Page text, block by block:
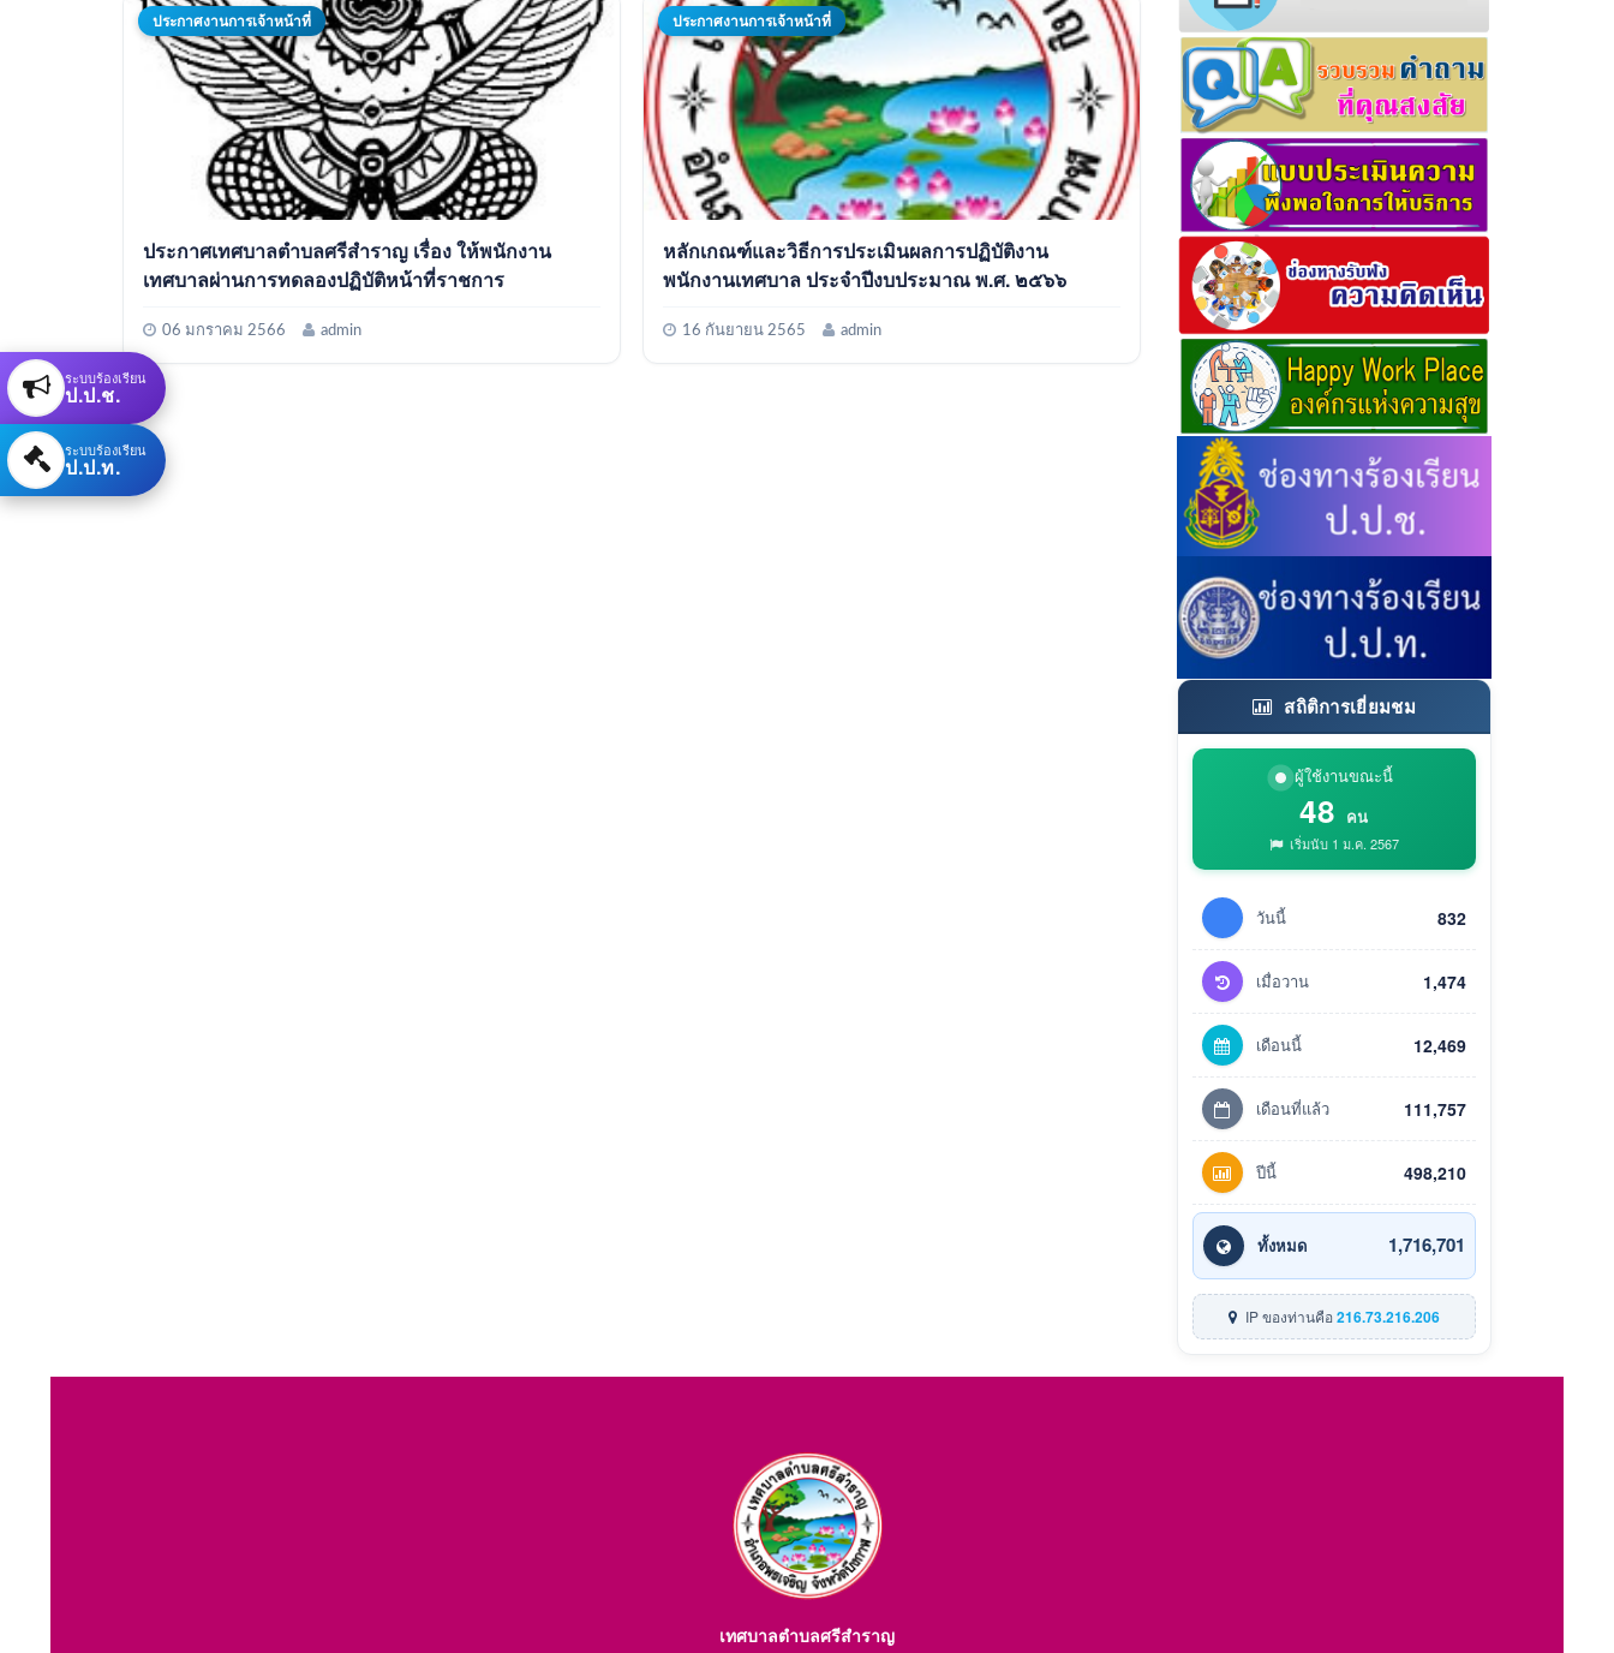
ประกาศงานการเจ้าหน้าที่
ประกาศเทศบาลตำบลศรีสำราญ เรื่อง ให้พนักงาน
เทศบาลผ่านการทดลองปฏิบัติหน้าที่ราชการ
06 มกราคม 2566 admin
ประกาศงานการเจ้าหน้าที่
หลักเกณฑ์และวิธีการประเมินผลการปฏิบัติงาน
พนักงานเทศบาล ประจำปีงบประมาณ พ.ศ. ๒๕๖๖
16 กันยายน 2565 admin
สถิติการเยี่ยมชม
ผู้ใช้งานขณะนี้
48 คน
เริ่มนับ 1 ม.ค. 2567
วันนี้ 832
เมื่อวาน 1,474
เดือนนี้ 12,469
เดือนที่แล้ว 111,757
ปีนี้ 498,210
ทั้งหมด 1,716,701
IP ของท่านคือ216.73.216.206
ระบบร้องเรียน
ป.ป.ช.
ระบบร้องเรียน
ป.ป.ท.
เทศบาลตำบลศรีสำราญ